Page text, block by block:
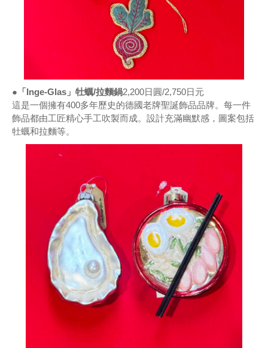
●「Inge-Glas」牡蠣/拉麵鍋2,200日圓/2,750日元
這是一個擁有400多年歷史的德國老牌聖誕飾品品牌。每一件
飾品都由工匠精心手工吹製而成。設計充滿幽默感，圖案包括
牡蠣和拉麵等。